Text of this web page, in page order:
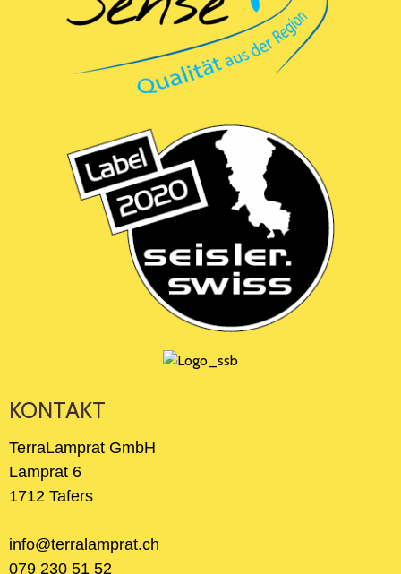
KONTAKT
TerraLamprat GmbH
Lamprat 6
1712 Tafers
info@terralamprat.ch
079 230 51 52